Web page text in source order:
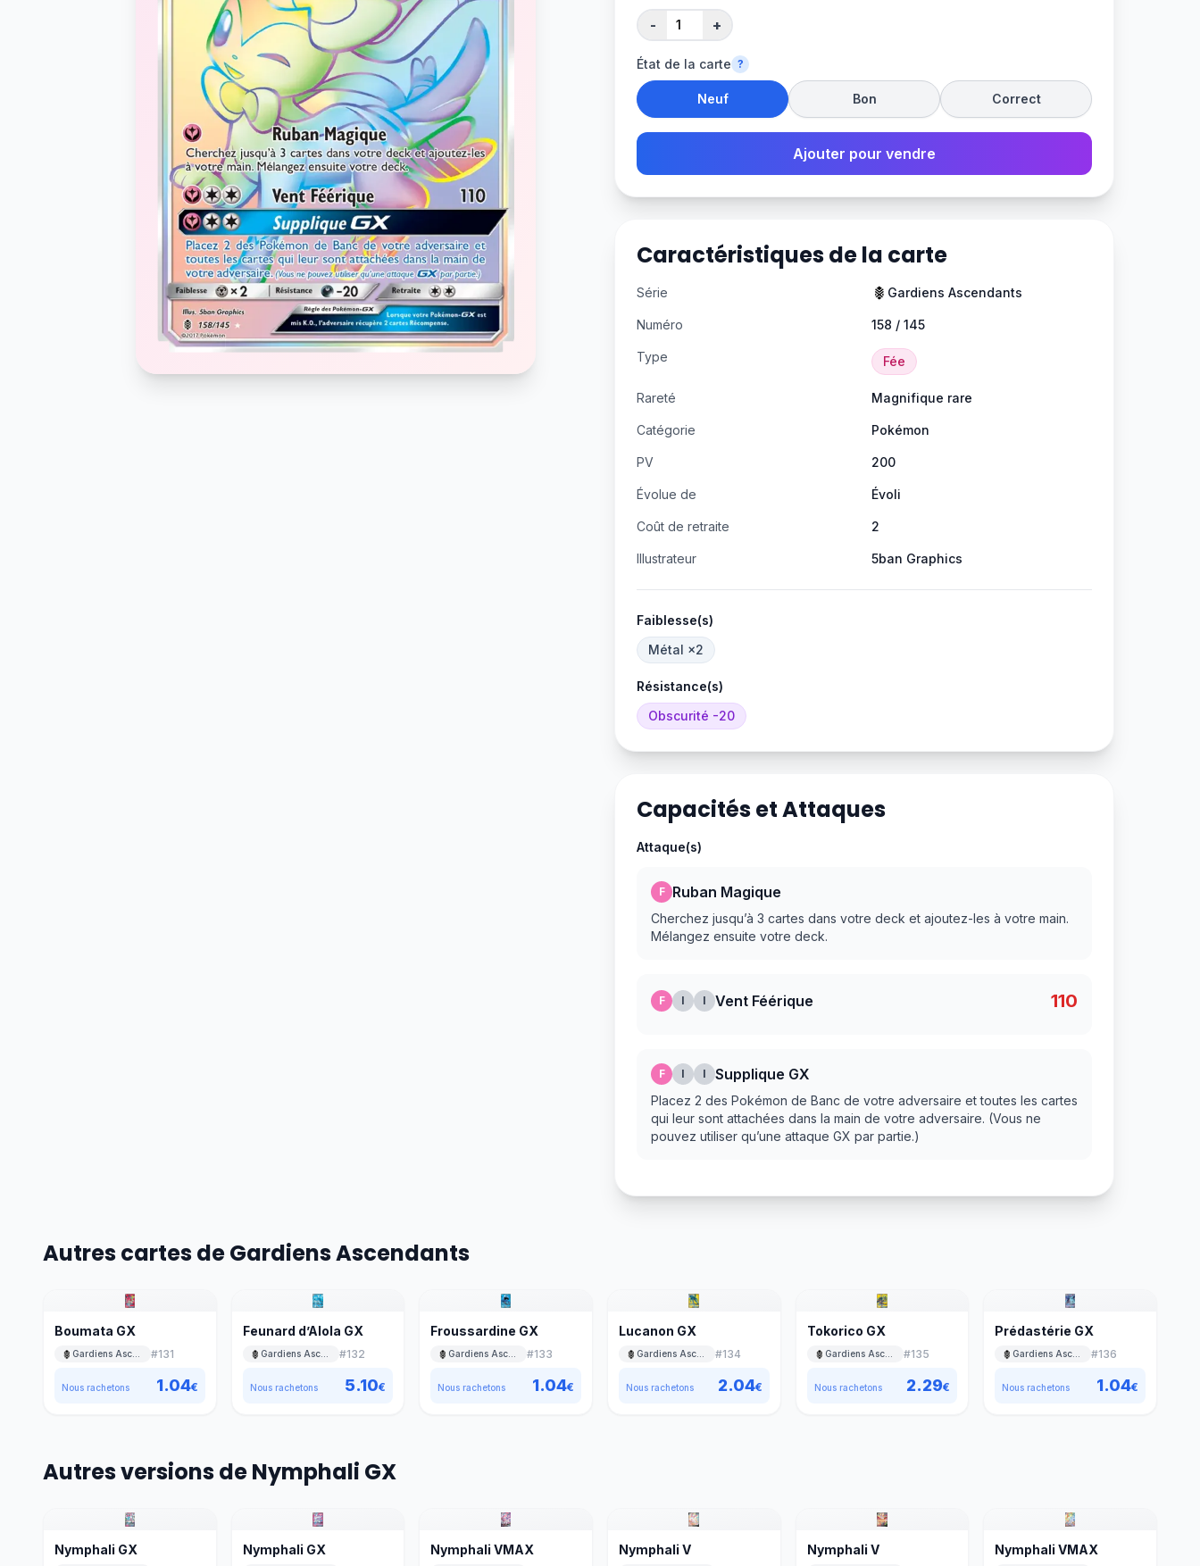
- +
État de la carte ?
Neuf Bon Correct
Ajouter pour vendre
Caractéristiques de la carte
Série Gardiens Ascendants
Numéro 158 / 145
Type Fée
Rareté Magnifique rare
Catégorie Pokémon
PV 200
Évolue de Évoli
Coût de retraite 2
Illustrateur 5ban Graphics
Faiblesse(s)
Métal ×2
Résistance(s)
Obscurité -20
Capacités et Attaques
Attaque(s)
F Ruban Magique
Cherchez jusqu’à 3 cartes dans votre deck et ajoutez-les à votre main.
Mélangez ensuite votre deck.
F I I Vent Féérique 110
F I I Supplique GX
Placez 2 des Pokémon de Banc de votre adversaire et toutes les cartes
qui leur sont attachées dans la main de votre adversaire. (Vous ne
pouvez utiliser qu’une attaque GX par partie.)
Autres cartes de Gardiens Ascendants
Boumata GX
#131
Nous rachetons 1.04€
Feunard d’Alola GX
Gardiens Ascendants #132
Nous rachetons 5.10€
Froussardine GX
#133
Nous rachetons 1.04€
Lucanon GX
Gardiens Ascendants #134
Nous rachetons 2.04€
Tokorico GX
Gardiens Ascendants #135
Nous rachetons 2.29€
Prédastérie GX
#136
Nous rachetons 1.04€
Autres versions de Nymphali GX
Nymphali GX Nymphali GX Nymphali VMAX Nymphali V Nymphali V Nymphali VMAX